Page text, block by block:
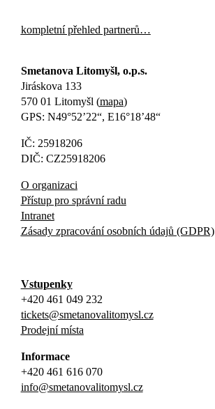
kompletní přehled partnerů…
Smetanova Litomyšl, o.p.s.
Jiráskova 133
570 01 Litomyšl (mapa)
GPS: N49°52’22“, E16°18’48“
IČ: 25918206
DIČ: CZ25918206
O organizaci
Přístup pro správní radu
Intranet
Zásady zpracování osobních údajů (GDPR)
Vstupenky
+420 461 049 232
tickets@smetanovalitomysl.cz
Prodejní místa
Informace
+420 461 616 070
info@smetanovalitomysl.cz